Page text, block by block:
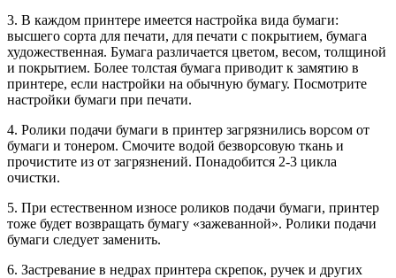
3. В каждом принтере имеется настройка вида бумаги:
высшего сорта для печати, для печати с покрытием, бумага
художественная. Бумага различается цветом, весом, толщиной
и покрытием. Более толстая бумага приводит к замятию в
принтере, если настройки на обычную бумагу. Посмотрите
настройки бумаги при печати.
4. Ролики подачи бумаги в принтер загрязнились ворсом от
бумаги и тонером. Смочите водой безворсовую ткань и
прочистите из от загрязнений. Понадобится 2-3 цикла
очистки.
5. При естественном износе роликов подачи бумаги, принтер
тоже будет возвращать бумагу «зажеванной». Ролики подачи
бумаги следует заменить.
6. Застревание в недрах принтера скрепок, ручек и других